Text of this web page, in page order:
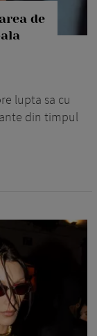
de
lupta sa cu
din timpul